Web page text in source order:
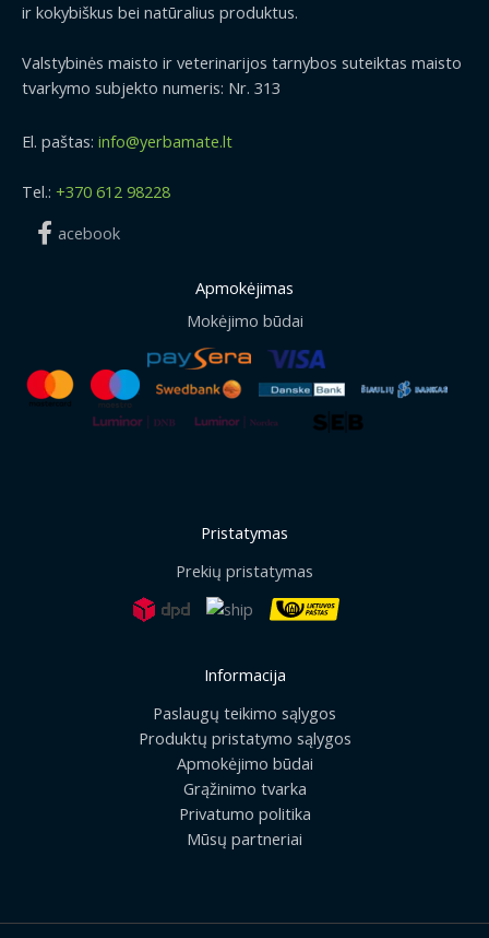
ir kokybiškus bei natūralius produktus.
Valstybinės maisto ir veterinarijos tarnybos suteiktas maisto
tvarkymo subjekto numeris: Nr. 313
El. paštas: info@yerbamate.lt
Tel.: +370 612 98228
acebook
Apmokėjimas
Mokėjimo būdai
Pristatymas
Prekių pristatymas
Informacija
Paslaugų teikimo sąlygos
Produktų pristatymo sąlygos
Apmokėjimo būdai
Grąžinimo tvarka
Privatumo politika
Mūsų partneriai